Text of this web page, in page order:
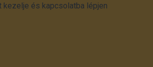
kezelje és kapcsolatba lépjen